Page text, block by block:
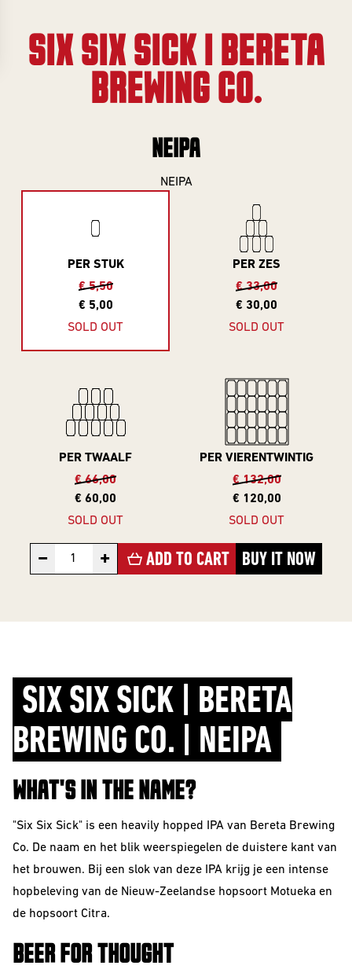
Series
For The Love
Of Hops
Piece of Cake
BEER
STYLES
All Styles
Alcohol Vrij /
IPA
Sour
Join our beerclub
overview
Info
Frontaal
Rental
brewing
SIX SIX SICK | BERETA
BREWING CO.
NEIPA
NEIPA
PER STUK
€ 5,50
€ 5,00
SOLD OUT
PER ZES
€ 33,00
€ 30,00
SOLD OUT
PER TWAALF
€ 66,00
€ 60,00
SOLD OUT
PER VIERENTWINTIG
€ 132,00
€ 120,00
SOLD OUT
− + ADD TO CART BUY IT NOW
SIX SIX SICK | BERETA
BREWING CO. | NEIPA
WHAT'S IN THE NAME?
"Six Six Sick" is een heavily hopped IPA van Bereta Brewing
Co. De naam en het blik weerspiegelen de duistere kant van
het brouwen. Bij een slok van deze IPA krijg je een intense
hopbeleving van de Nieuw-Zeelandse hopsoort Motueka en
de hopsoort Citra.
BEER FOR THOUGHT